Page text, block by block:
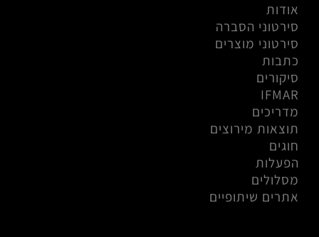
אודות
סירטוני הסברה
סירטוני מוצרים
כתבות
סיקורים
IFMAR
מדריכים
תוצאות מירוצים
חוגים
הפעלות
מסלולים
אתרים שיתופיים